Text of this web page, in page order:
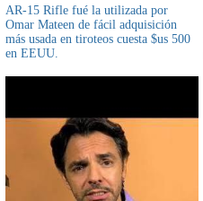
AR-15 Rifle fué la utilizada por
Omar Mateen de fácil adquisición
más usada en tiroteos cuesta $us 500
en EEUU.